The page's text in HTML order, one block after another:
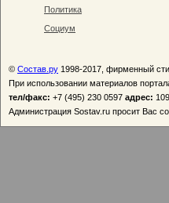
Политика
Социум
© Состав.ру 1998-2017, фирменный
При использовании материалов
тел/факс: +7 (495) 230 0597 адрес:
Администрация Sostav.ru просит Вас